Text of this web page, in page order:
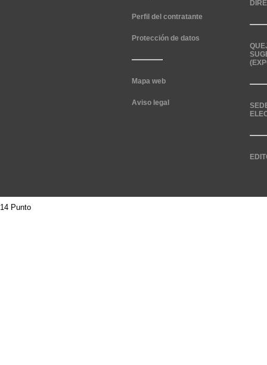
Perfil del contratante
Protección de datos
Mapa web
Aviso legal
14 Punto